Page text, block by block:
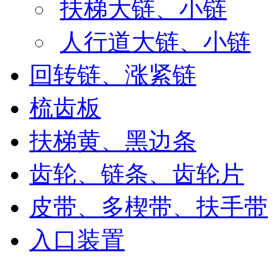
扶梯大链、小链
人行道大链、小链
回转链、涨紧链
梳齿板
扶梯黄、黑边条
齿轮、链条、齿轮片
皮带、多楔带、扶手带
入口装置